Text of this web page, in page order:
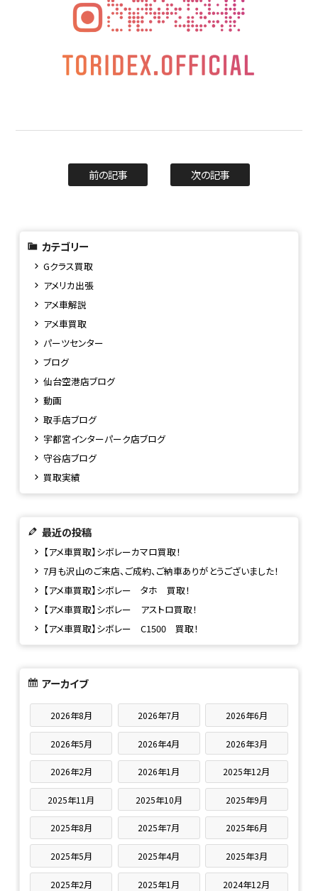
前の記事 次の記事
カテゴリー
Gクラス買取
アメリカ出張
アメ車解説
アメ車買取
パーツセンター
ブログ
仙台空港店ブログ
動画
取手店ブログ
宇都宮インターパーク店ブログ
守谷店ブログ
買取実績
最近の投稿
【アメ車買取】シボレーカマロ買取！
7月も沢山のご来店、ご成約、ご納車ありがとうございました！
【アメ車買取】シボレー タホ 買取！
【アメ車買取】シボレー アストロ買取！
【アメ車買取】シボレー C1500 買取！
アーカイブ
2026年8月 2026年7月 2026年6月
2026年5月 2026年4月 2026年3月
2026年2月 2026年1月 2025年12月
2025年11月 2025年10月 2025年9月
2025年8月 2025年7月 2025年6月
2025年5月 2025年4月 2025年3月
2025年2月 2025年1月 2024年12月